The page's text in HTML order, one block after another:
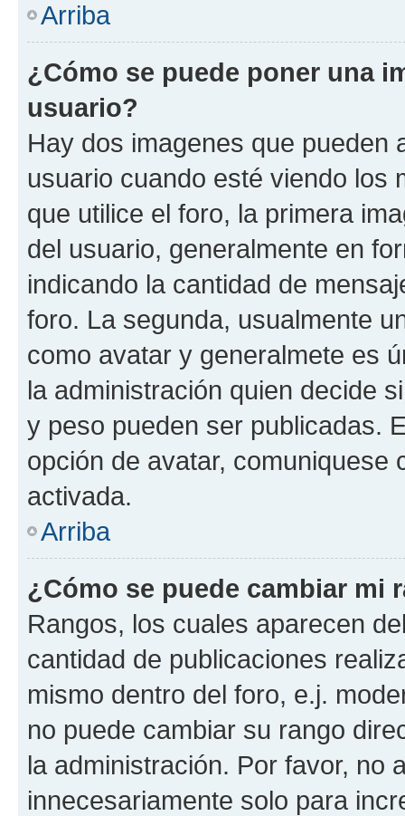
Arriba
¿Cómo se puede poner una
usuario?
Hay dos imagenes que pueden
usuario cuando esté viendo los
que utilice el foro, la primera
del usuario, generalmente en
indicando la cantidad de
foro. La segunda, usualmente
como avatar y generalmete es
la administración quien decide
y peso pueden ser publicadas.
opción de avatar, comuniquese
activada.
Arriba
¿Cómo se puede cambiar mi
Rangos, los cuales aparecen
cantidad de publicaciones
mismo dentro del foro, e.j.
no puede cambiar su rango
la administración. Por favor, no
innecesariamente solo para